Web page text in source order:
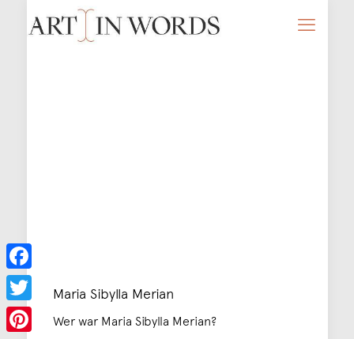
Maria Sibylla Merian
Wer war Maria Sibylla Merian?
Facebook
Twitter